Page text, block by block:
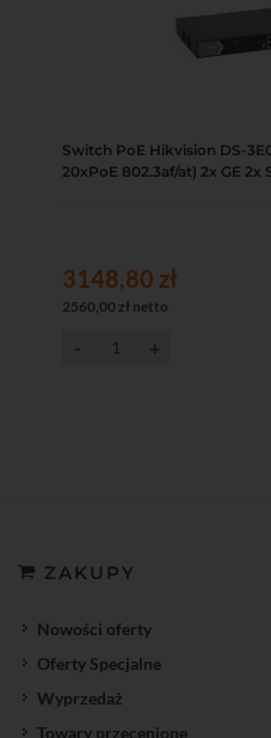
Switch PoE Hikvision DS-
20xPoE 802.3af/at) 2x GE
3148,80 zł
2560,00 zł netto
ZAKUPY
Nowości oferty
Oferty Specjalne
Wyprzedaż
Towary przecenione